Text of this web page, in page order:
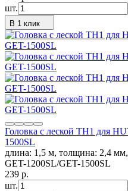
шт.
В 1 клик
Головка с леской TH1 для
1500SL
длина: 1,5 м, толщина: 2,4
GET-1200SL​/GET-1500SL
239 p.
шт.